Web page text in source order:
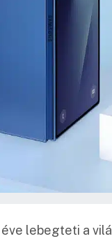
lebegteti a